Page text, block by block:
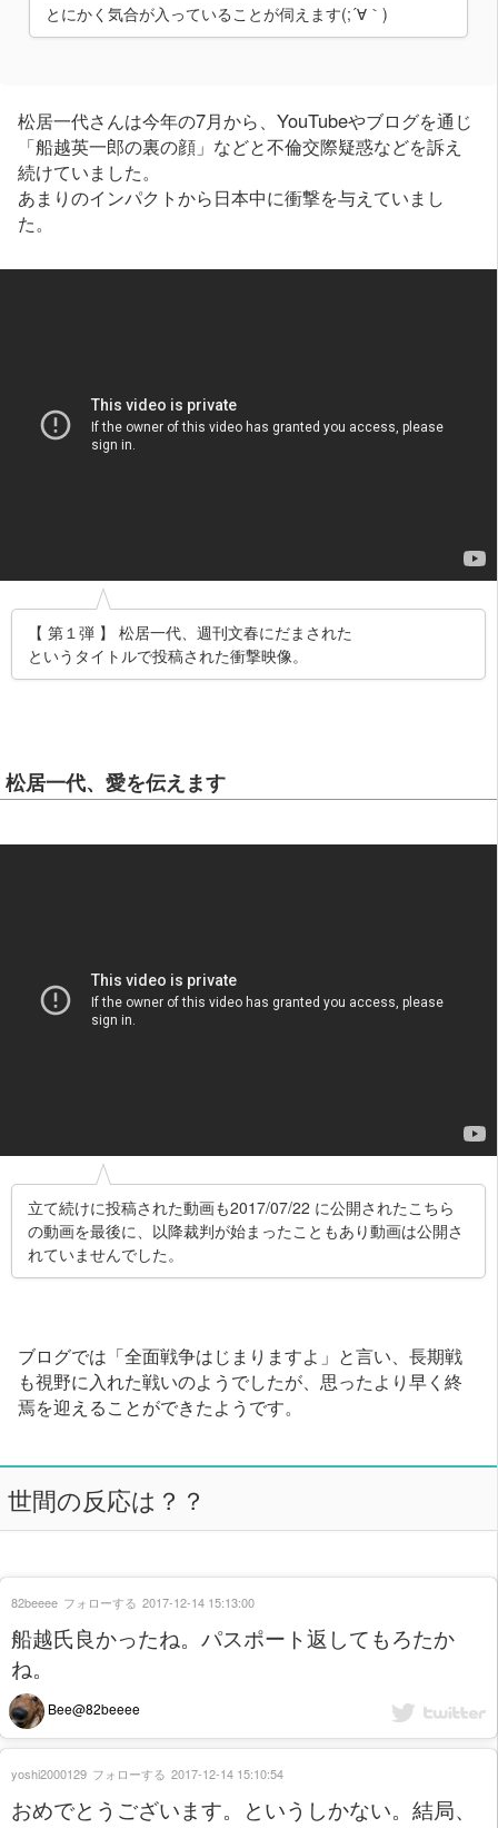
とにかく気合が入っていることが伺えます(;´∀｀)
松居一代さんは今年の7月から、YouTubeやブログを通じ
「船越英一郎の裏の顔」などと不倫交際疑惑などを訴え
続けていました。
あまりのインパクトから日本中に衝撃を与えていまし
た。
【 第１弾 】 松居一代、週刊文春にだまされた
というタイトルで投稿された衝撃映像。
松居一代、愛を伝えます
立て続けに投稿された動画も2017/07/22 に公開されたこちら
の動画を最後に、以降裁判が始まったこともあり動画は公開さ
れていませんでした。
ブログでは「全面戦争はじまりますよ」と言い、長期戦
も視野に入れた戦いのようでしたが、思ったより早く終
焉を迎えることができたようです。
世間の反応は？？
船越氏良かったね。パスポート返してもろたか
ね。
Bee@82beeee
82beeee フォローする 2017-12-14 15:13:00
おめでとうございます。というしかない。結局、
yoshi2000129 フォローする 2017-12-14 15:10:54